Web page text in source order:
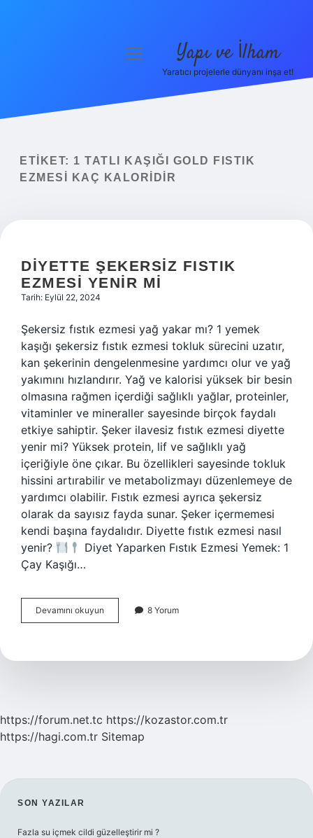
Yasal Uyarı
menüyü
Yapı ve İlham
Yaratıcı projelerle dünyanı inşa et!
ETIKET: 1 TATLI KAŞIĞI GOLD FISTIK
EZMESI KAÇ KALORIDIR
DIYETTE ŞEKERSIZ FISTIK
EZMESI YENIR MI
Tarih: Eylül 22, 2024
Şekersiz fıstık ezmesi yağ yakar mı? 1 yemek
kaşığı şekersiz fıstık ezmesi tokluk sürecini uzatır,
kan şekerinin dengelenmesine yardımcı olur ve yağ
yakımını hızlandırır. Yağ ve kalorisi yüksek bir besin
olmasına rağmen içerdiği sağlıklı yağlar, proteinler,
vitaminler ve mineraller sayesinde birçok faydalı
etkiye sahiptir. Şeker ilavesiz fıstık ezmesi diyette
yenir mi? Yüksek protein, lif ve sağlıklı yağ
içeriğiyle öne çıkar. Bu özellikleri sayesinde tokluk
hissini artırabilir ve metabolizmayı düzenlemeye de
yardımcı olabilir. Fıstık ezmesi ayrıca şekersiz
olarak da sayısız fayda sunar. Şeker içermemesi
kendi başına faydalıdır. Diyette fıstık ezmesi nasıl
yenir?
Diyet Yaparken Fıstık Ezmesi Yemek: 1
Çay Kaşığı…
Devamını okuyun
Şekersiz
Yenir
8 Yorum
https://forum.net.tc https://kozastor.com.tr
https://hagi.com.tr Sitemap
SIDEBAR
SON YAZILAR
Fazla su içmek cildi güzelleştirir mi ?